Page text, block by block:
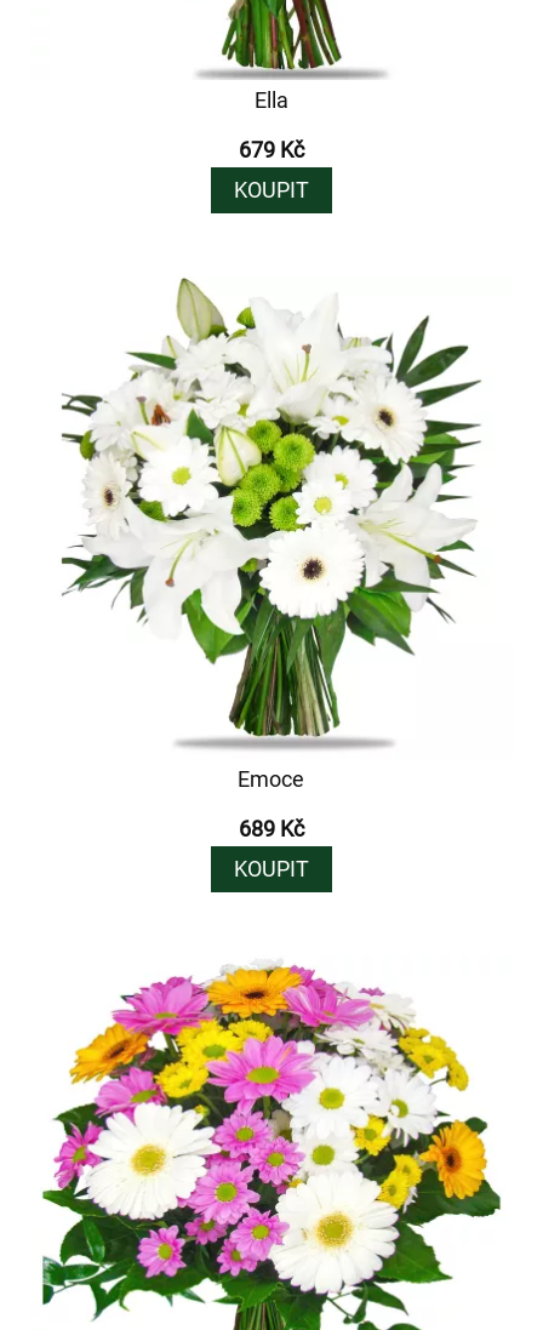
Ella
679 Kč
KOUPIT
Emoce
689 Kč
KOUPIT